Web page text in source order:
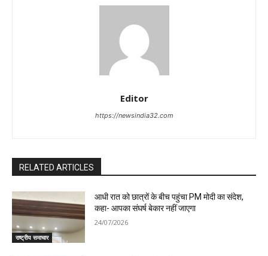
Editor
https://newsindia32.com
RELATED ARTICLES
राष्ट्रीय समाचार
आधी रात को छात्रों के बीच पहुंचा PM मोदी का संदेश,
कहा- आपका संघर्ष बेकार नहीं जाएगा
24/07/2026